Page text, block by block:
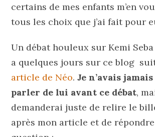
certains de mes enfants m’en
tous les choix que j’ai fait pour
Un débat houleux sur Kemi
a quelques jours sur ce blog
article de Néo.Je n’avais
parler de lui avant ce débat,
demanderai juste de relire le
après mon article et de